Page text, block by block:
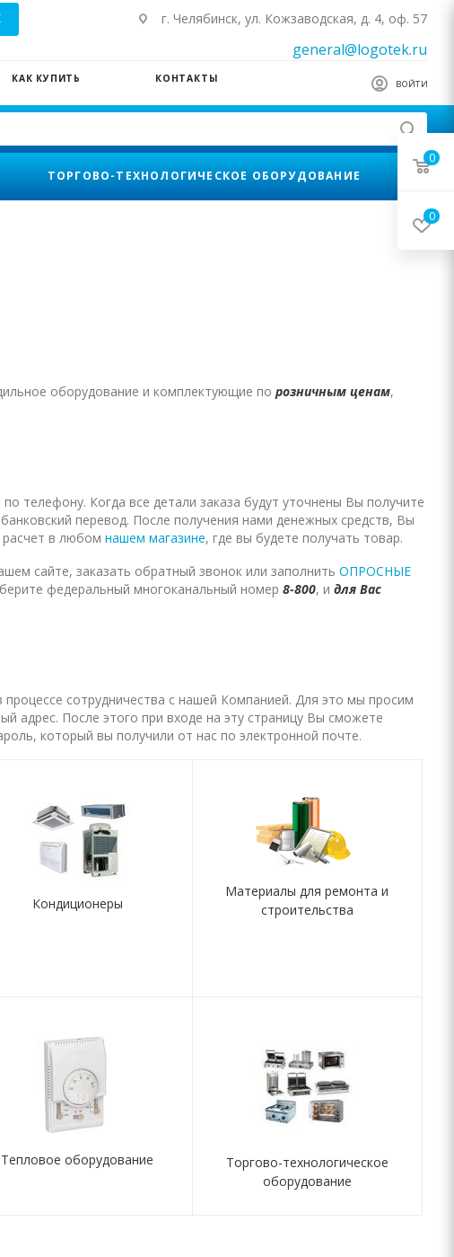
г. Челябинск, ул. Кожзаводская, д. 4, оф. 57
general@logotek.ru
ВОЙТИ
КАК КУПИТЬ КОНТАКТЫ
ТОРГОВО-ТЕХНОЛОГИЧЕСКОЕ ОБОРУДОВАНИЕ
оборудование и комплектующие по розничным ценам,
телефону. Когда все детали заказа будут уточнены Вы получите
перевод. После получения нами денежных средств, Вы
в любом нашем магазине, где вы будете получать товар.
сайте, заказать обратный звонок или заполнить ОПРОСНЫЕ
федеральный многоканальный номер 8-800, и для Вас
сотрудничества с нашей Компанией. Для это мы просим
адрес. После этого при входе на эту страницу Вы сможете
который вы получили от нас по электронной почте.
Кондиционеры
Материалы для ремонта и
строительства
Тепловое оборудование
Торгово-технологическое
оборудование
0
0